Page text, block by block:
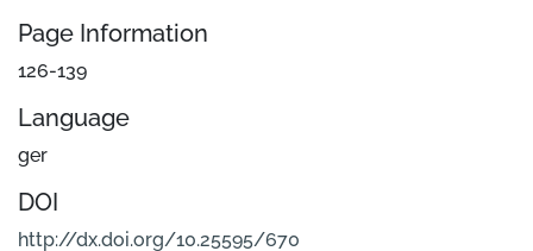
Page Information
126-139
Language
ger
DOI
http://dx.doi.org/10.25595/670